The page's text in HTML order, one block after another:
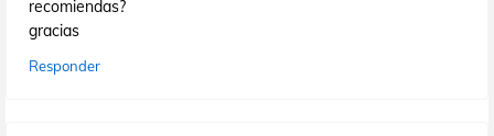
recomiendas?
gracias
Responder